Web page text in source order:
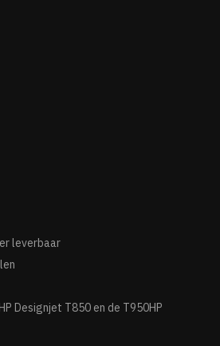
leverbaar
Designjet T850 en de T950HP